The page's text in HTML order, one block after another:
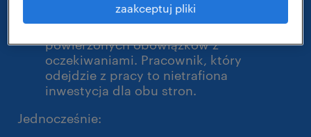
1/3 kandydatów żałuje, że zmieniła pracę.
Najczęstszy powód to niezgodność
powierzonych obowiązków z
oczekiwaniami. Pracownik, który
odejdzie z pracy to nietrafiona
inwestycja dla obu stron.
Jednocześnie:
zaakceptuj pliki